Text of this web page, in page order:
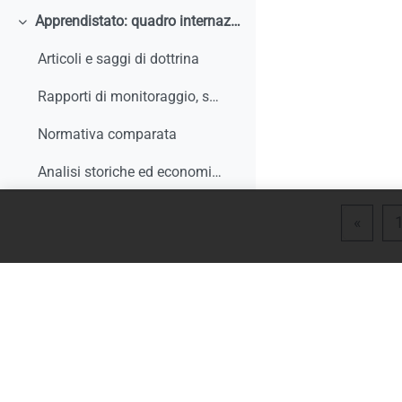
Minimizza
Apprendistato: quadro internazionale e comparato
Articoli e saggi di dottrina
Rapporti di monitoraggio, studi, ricerche, report internazionali
Normativa comparata
Analisi storiche ed economiche sulle origini dell'apprendistato e le sue trasformazioni